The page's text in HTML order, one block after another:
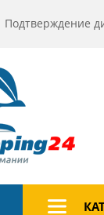
Подтверждение